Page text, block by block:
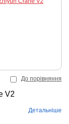
До порівняння
V2
Детальніше